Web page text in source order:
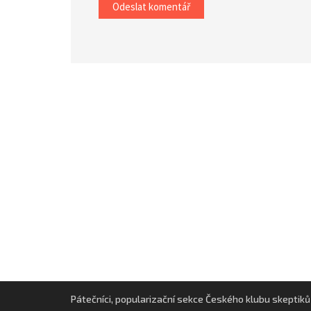
Pátečníci, popularizační sekce Českého klubu